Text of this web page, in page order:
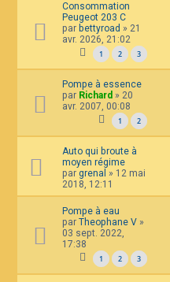
Consommation
Peugeot 203 C
par bettyroad » 21
avr. 2026, 21:02
1 2 3
Pompe à essence
par Richard » 20
avr. 2007, 00:08
1 2
Auto qui broute à
moyen régime
par grenal » 12 mai
2018, 12:11
Pompe à eau
par Theophane V »
03 sept. 2022,
17:38
1 2 3